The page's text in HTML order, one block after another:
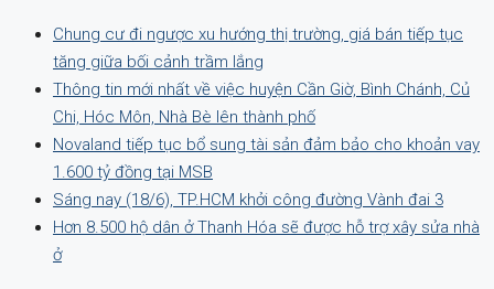
Chung cư đi ngược xu hướng thị trường, giá bán tiếp tục
tăng giữa bối cảnh trầm lắng
Thông tin mới nhất về việc huyện Cần Giờ, Bình Chánh, Củ
Chi, Hóc Môn, Nhà Bè lên thành phố
Novaland tiếp tục bổ sung tài sản đảm bảo cho khoản vay
1.600 tỷ đồng tại MSB
Sáng nay (18/6), TP.HCM khởi công đường Vành đai 3
Hơn 8.500 hộ dân ở Thanh Hóa sẽ được hỗ trợ xây sửa nhà
ở